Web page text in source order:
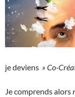
je deviens » Co-
Je comprends alors